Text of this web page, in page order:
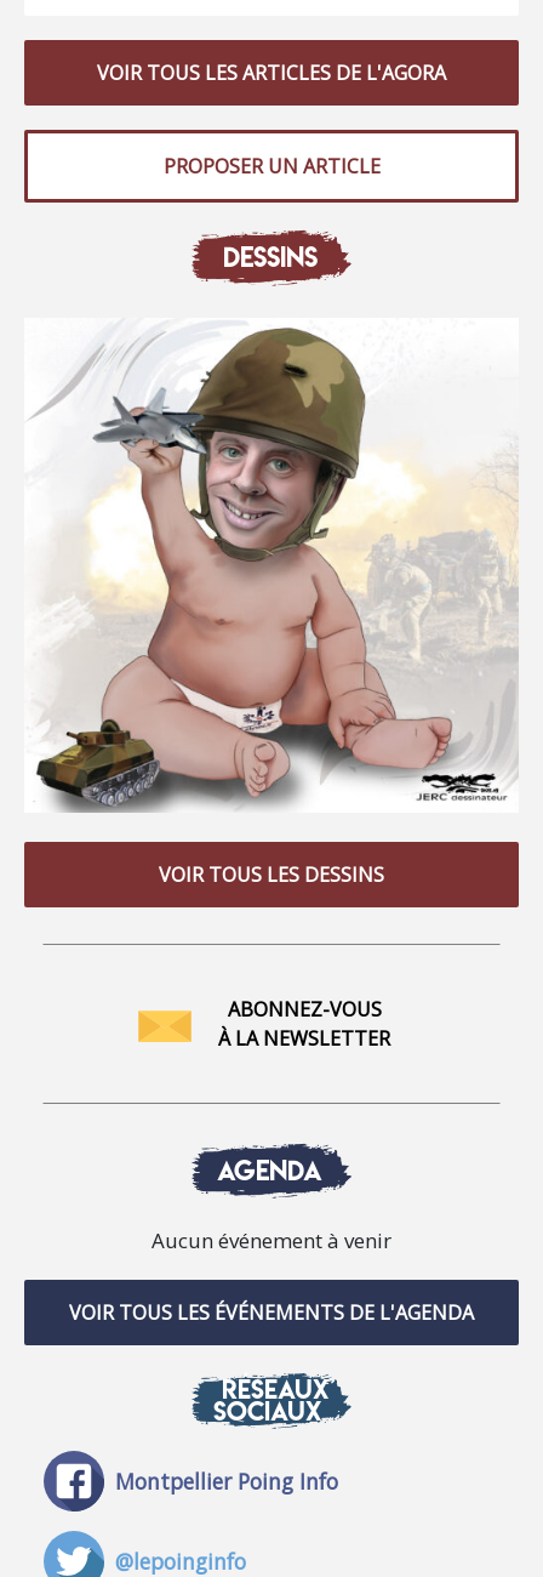
VOIR TOUS LES ARTICLES DE L'AGORA
PROPOSER UN ARTICLE
DESSINS
VOIR TOUS LES DESSINS
ABONNEZ-VOUS
À LA NEWSLETTER
AGENDA
Aucun événement à venir
VOIR TOUS LES ÉVÉNEMENTS DE L'AGENDA
RÉSEAUX
SOCIAUX
Montpellier Poing Info
@lepoinginfo